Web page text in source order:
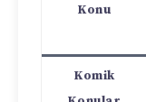
Konu
Komik